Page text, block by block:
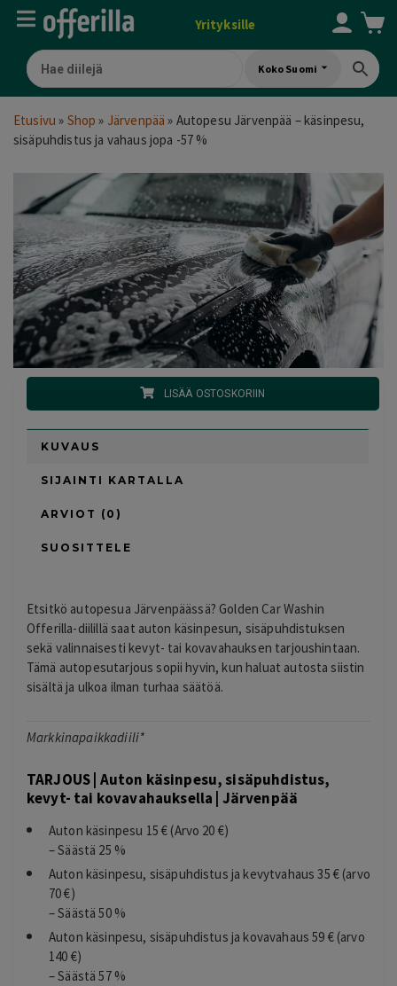
Yrityksille
Koko Suomi
Etusivu » Shop » Järvenpää » Autopesu Järvenpää – käsinpesu,
sisäpuhdistus ja vahaus jopa -57 %
LISÄÄ OSTOSKORIIN
KUVAUS
SIJAINTI KARTALLA
ARVIOT (0)
SUOSITTELE
Etsitkö autopesua Järvenpäässä? Golden Car Washin
Offerilla-diilillä saat auton käsinpesun, sisäpuhdistuksen
sekä valinnaisesti kevyt- tai kovavahauksen tarjoushintaan.
Tämä autopesutarjous sopii hyvin, kun haluat autosta siistin
sisältä ja ulkoa ilman turhaa säätöä.
Markkinapaikkadiili*
TARJOUS | Auton käsinpesu, sisäpuhdistus,
kevyt- tai kovavahauksella | Järvenpää
Auton käsinpesu 15 € (Arvo 20 €)
– Säästä 25 %
Auton käsinpesu, sisäpuhdistus ja kevytvahaus 35 € (arvo
70 €)
– Säästä 50 %
Auton käsinpesu, sisäpuhdistus ja kovavahaus 59 € (arvo
140 €)
– Säästä 57 %